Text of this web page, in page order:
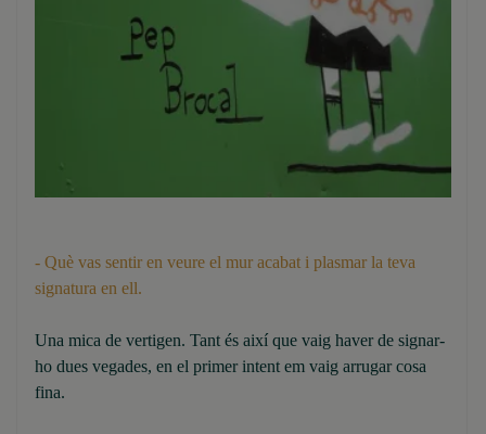
- Què vas sentir en veure el mur acabat i plasmar la teva
signatura en ell.
Una mica de vertigen. Tant és així que vaig haver de signar-
ho dues vegades, en el primer intent em vaig arrugar cosa
fina.